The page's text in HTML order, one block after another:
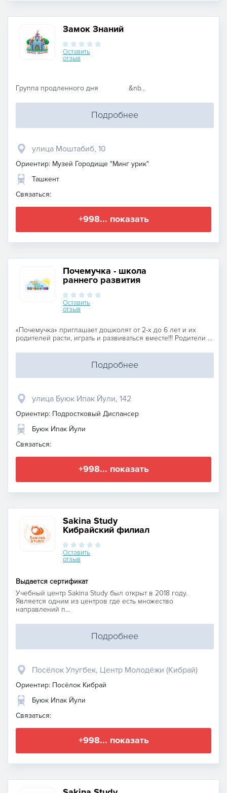
Замок Знаний
Оставить
отзыв
Группа продленного дня &nb...
Подробнее
улица Моштабиб, 10
Ориентир: Музей Городище "Минг урик"
Ташкент
Связаться:
+998... показать
Почемучка - школа
раннего развития
Оставить
отзыв
«Почемучка» приглашает дошколят от 2-х до 6 лет и их
родителей расти, играть и развиваться вместе!!! Родители ...
Подробнее
улица Буюк Ипак Йули, 142
Ориентир: Подростковый Диспансер
Буюк Ипак Йули
Связаться:
+998... показать
Sakina Study
Кибрайский филиал
Оставить
отзыв
Выдается сертификат
Учебный центр Sakina Study был открыт в 2018 году.
Является одним из центров где есть множество
направлений п...
Подробнее
Посёлок Улугбек, Центр Молодёжи (Кибрай)
Ориентир: Посёлок Кибрай
Буюк Ипак Йули
Связаться:
+998... показать